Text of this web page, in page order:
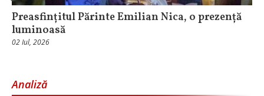
Preasfințitul Părinte Emilian Nica, o prezență
luminoasă
02 Iul, 2026
Analiză